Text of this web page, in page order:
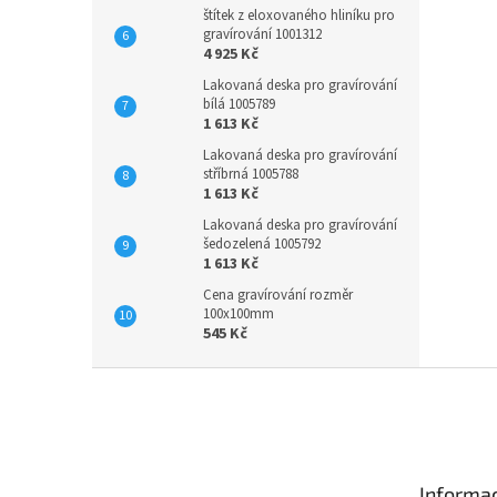
štítek z eloxovaného hliníku pro
gravírování 1001312
4 925 Kč
Lakovaná deska pro gravírování
bílá 1005789
1 613 Kč
Lakovaná deska pro gravírování
stříbrná 1005788
1 613 Kč
Lakovaná deska pro gravírování
šedozelená 1005792
1 613 Kč
Cena gravírování rozměr
100x100mm
545 Kč